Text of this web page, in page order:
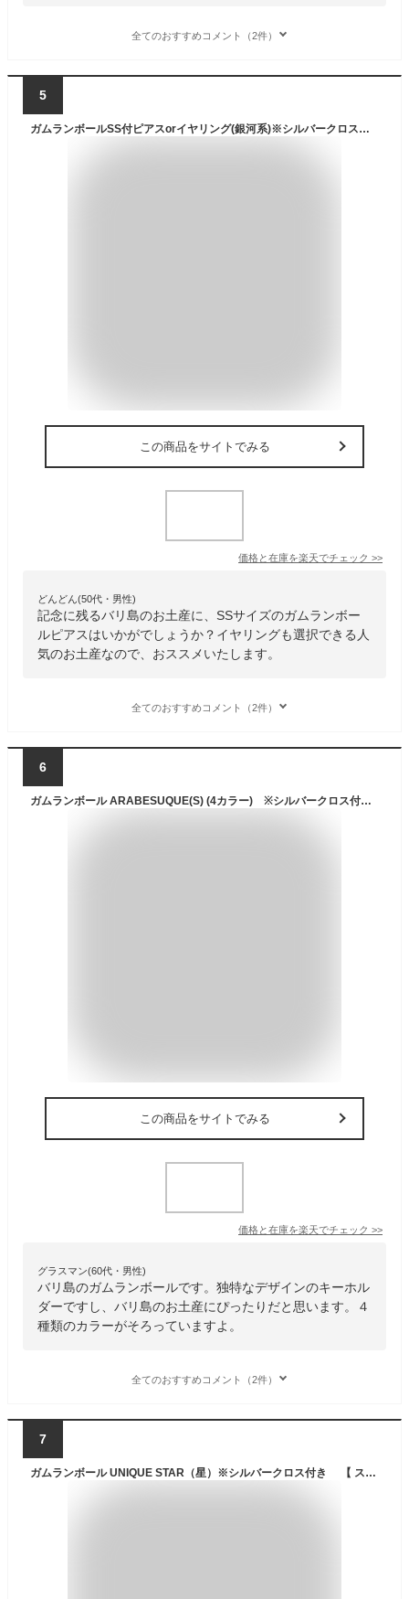
全てのおすすめコメント（2件）
5
ガムランボールSS付ピアスorイヤリング(銀河系)※シルバークロス付き 【 ガムラン ボール バリ島 お土産 銀細工 シルバー アクセサリー ペンダントトップ インドネシア お守り 鈴 開運グッズ 開運 恋愛運 金運 仕事運 アイテム 正規品 】《メール便対応可》
この商品をサイトでみる
価格と在庫を楽天でチェック >>
どんどん(50代・男性)
記念に残るバリ島のお土産に、SSサイズのガムランボー
ルピアスはいかがでしょうか？イヤリングも選択できる人
気のお土産なので、おススメいたします。
全てのおすすめコメント（2件）
6
ガムランボール ARABESUQUE(S) (4カラー) ※シルバークロス付き 【 アラベスク 長寿 お守り キーホルダー バリ島 お土産 シルバー アクセサリー 鈴 正規品 】《メール便対応可》
この商品をサイトでみる
価格と在庫を楽天でチェック >>
グラスマン(60代・男性)
バリ島のガムランボールです。独特なデザインのキーホル
ダーですし、バリ島のお土産にぴったりだと思います。４
種類のカラーがそろっていますよ。
全てのおすすめコメント（2件）
7
ガムランボール UNIQUE STAR（星）※シルバークロス付き 【 スター ストラップ ネックレス キーホルダー バリ 雑貨 バリ島 お土産 銀細工 シルバー アクセサリー ペンダントトップ インドネシア お守り 鈴 正規品 】《メール便対応可》